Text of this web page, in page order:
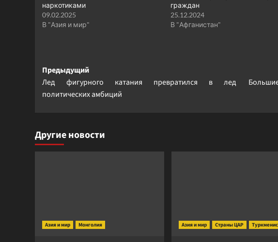
наркотиками
09.02.2025
В "Азия и мир"
граждан
25.12.2024
В "Афганистан"
Навигация
записи
Предыдущий
Лед фигурного катания превратился в лед
политических амбиций
Другие новости
Азия и мир Монголия Азия и мир Страны ЦАР